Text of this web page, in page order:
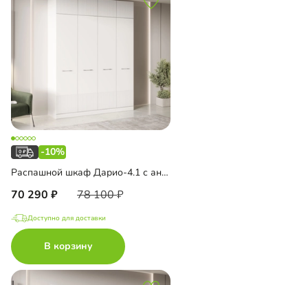
-10%
Распашной шкаф Дарио-4.1 с антресолью
70 290 78 100
Доступно для доставки
В корзину